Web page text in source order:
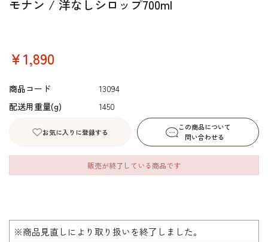
モナン / 洋なしシロップ700ml
￥1,890
商品コード
13094
配送用重量(g)
1450
お気に入りに登録する
この商品について
問い合わせる
販売が終了している商品です
※商品見直しにより取り扱いを終了しました。